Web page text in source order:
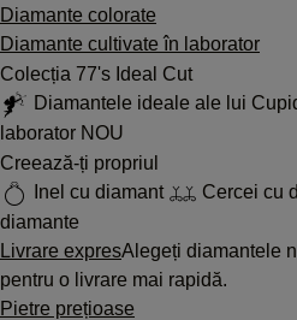
Diamante colorate
Diamante cultivate în laborator
Colecția 77's Ideal Cut
Diamantele ideale ale lui
laborator NOU
Creează-ți propriul
Inel cu diamant
Cercei cu
diamante
Livrare expresAlegeți diamantele
pentru o livrare mai rapidă.
Pietre prețioase